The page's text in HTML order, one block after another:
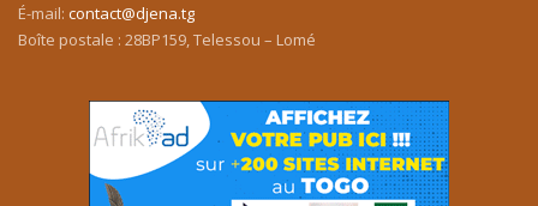
É-mail: contact@djena.tg
Boîte postale : 28BP159, Telessou – Lomé